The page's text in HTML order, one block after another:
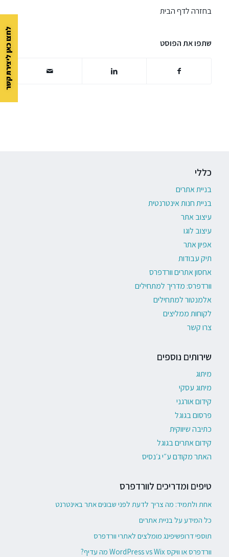
בחזרהלדף הבית
שתפו את הפוסט
כללי
בניית אתרים
בניית חנות אינטרנטית
עיצוב אתר
עיצוב לוגו
אפיון אתר
תיק עבודות
אחסון אתרים וורדפרס
וורדפרס: מדריך למתחילים
אלמנטור למתחילים
לקוחות ממליצים
צרו קשר
שירותים נוספים
מיתוג
מיתוג עסקי
קידום אורגני
פרסום בגוגל
כתיבה שיווקית
קידום אתרים בגוגל
האתר מקודם ע״י ג׳נסיס
טיפים ומדריכים לוורדפרס
אחת ולתמיד: מה צריך לדעת לפני שבונים אתר באינטרנט
כל המידע על בניית אתרים
תוספי דרופשיפינג מומלצים לאתרי וורדפרס
וורדפרס או וויקס WordPress vs Wix מה עדיף?
לחצו כאן ליצירת קשר